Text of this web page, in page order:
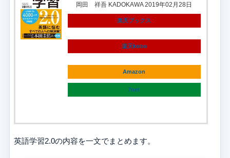
岡田 祥吾 KADOKAWA 2019年02月28日
楽天ブックス
楽天kobo
Amazon
7net
英語学習2.0の内容を一文でまとめます。